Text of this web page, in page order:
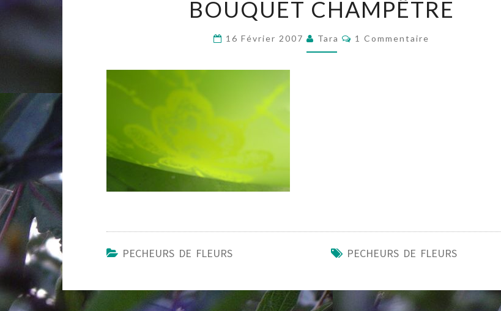
CHAMPÊTRE
BOUQUET CHAMPÊTRE
16 Février 2007 Tara Commentaires
1 Commentaire
PECHEURS DE FLEURS PECHEURS DE FLEURS